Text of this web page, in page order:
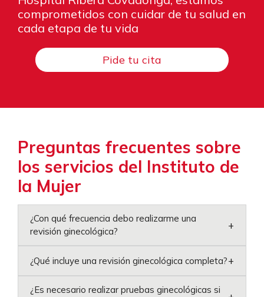
comprometidos con cuidar de tu salud en
cada etapa de tu vida
Pide tu cita
Preguntas frecuentes sobre
los servicios del Instituto de
la Mujer
¿Con qué frecuencia debo realizarme una
revisión ginecológica?
+
¿Qué incluye una revisión ginecológica completa?+
¿Es necesario realizar pruebas ginecológicas si